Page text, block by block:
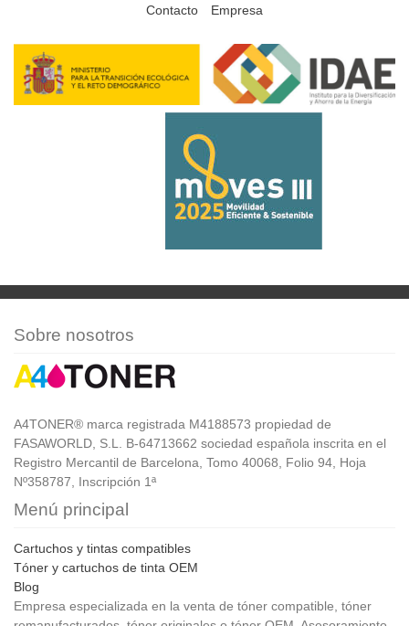
Contacto
Empresa
Sobre nosotros
A4TONER® marca registrada M4188573 propiedad de
FASAWORLD, S.L. B-64713662 sociedad española inscrita en el
Registro Mercantil de Barcelona, Tomo 40068, Folio 94, Hoja
Nº358787, Inscripción 1ª
Menú principal
Cartuchos y tintas compatibles
Tóner y cartuchos de tinta OEM
Blog
Empresa especializada en la venta de tóner compatible, tóner